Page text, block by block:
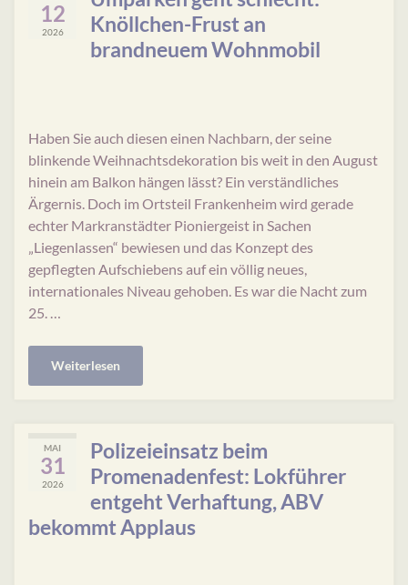
12
2026
Knöllchen-Frust an
brandneuem Wohnmobil
Haben Sie auch diesen einen Nachbarn, der seine
blinkende Weihnachtsdekoration bis weit in den August
hinein am Balkon hängen lässt? Ein verständliches
Ärgernis. Doch im Ortsteil Frankenheim wird gerade
echter Markranstädter Pioniergeist in Sachen
„Liegenlassen“ bewiesen und das Konzept des
gepflegten Aufschiebens auf ein völlig neues,
internationales Niveau gehoben. Es war die Nacht zum
25. …
Weiterlesen
MAI
31
2026
Polizeieinsatz beim
Promenadenfest: Lokführer
entgeht Verhaftung, ABV
bekommt Applaus